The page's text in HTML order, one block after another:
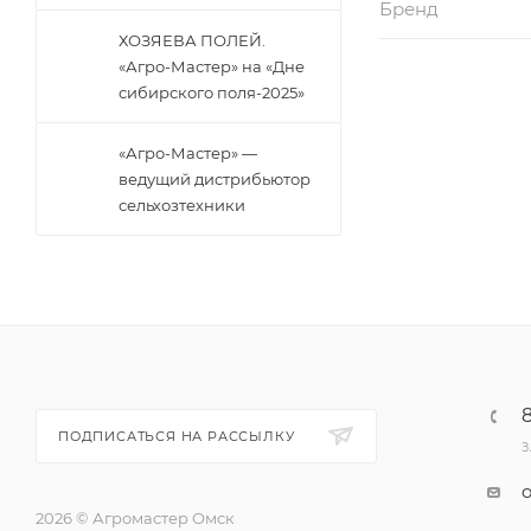
Бренд
ХОЗЯЕВА ПОЛЕЙ.
«Агро-Мастер» на «Дне
сибирского поля-2025»
«Агро-Мастер» —
ведущий дистрибьютор
сельхозтехники
ПОДПИСАТЬСЯ НА РАССЫЛКУ
2026 © Агромастер Омск